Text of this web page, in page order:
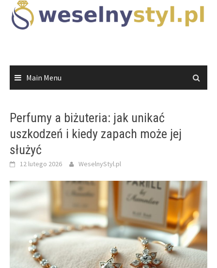
content
Main Menu
Perfumy a biżuteria: jak unikać
uszkodzeń i kiedy zapach może jej
służyć
12 lutego 2026 WeselnyStyl.pl